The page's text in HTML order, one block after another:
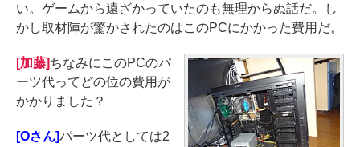
い。ゲームから遠ざかっていたのも無理からぬ話だ。し
かし取材陣が驚かされたのはこのPCにかかった費用だ。
[加藤]ちなみにこのPCのパ
ーツ代ってどの位の費用が
かかりました？
[Oさん]パーツ代としては2